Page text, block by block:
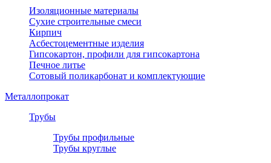
Изоляционные материалы
Сухие строительные смеси
Кирпич
Асбестоцементные изделия
Гипсокартон, профили для гипсокартона
Печное литье
Сотовый поликарбонат и комплектующие
Металлопрокат
Трубы
Трубы профильные
Трубы круглые